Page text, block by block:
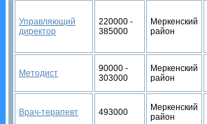
Управляющий
директор
220000 -
385000
Меркенский
район
Методист
90000 -
303000
Меркенский
район
Врач-терапевт 493000
Меркенский
район